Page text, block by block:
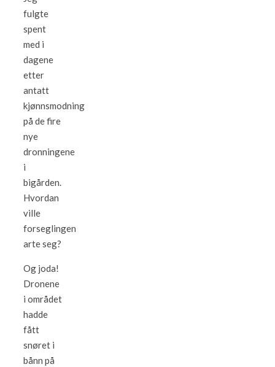
fulgte
spent
med i
dagene
etter
antatt
kjønnsmodning
på de fire
nye
dronningene
i
bigården.
Hvordan
ville
forseglingen
arte seg?
Og joda!
Dronene
i området
hadde
fått
snøret i
bånn på